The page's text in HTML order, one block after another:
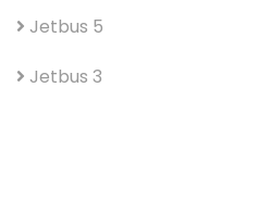
Jetbus 5
Jetbus 3